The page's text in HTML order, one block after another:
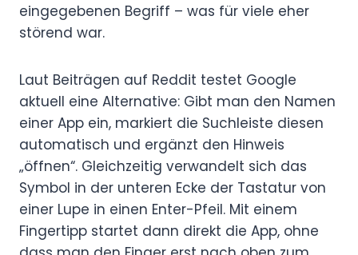
eingegebenen Begriff – was für viele eher
störend war.
Laut Beiträgen auf Reddit testet Google
aktuell eine Alternative: Gibt man den Namen
einer App ein, markiert die Suchleiste diesen
automatisch und ergänzt den Hinweis
„öffnen“. Gleichzeitig verwandelt sich das
Symbol in der unteren Ecke der Tastatur von
einer Lupe in einen Enter-Pfeil. Mit einem
Fingertipp startet dann direkt die App, ohne